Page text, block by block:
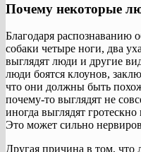
Почему некоторые
Благодаря распознаванию
собаки четыре ноги, два
выглядят люди и другие
люди боятся клоунов,
что они должны быть
почему-то выглядят не
иногда выглядят
Это может сильно
Другая причина в том, что